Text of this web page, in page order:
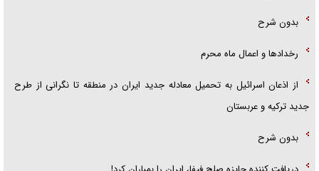
بدون شرح
رخداد‌ها و اعمال ماه محرم
از اذعان اسرائیل به تحمیل معادله جدید ایران در منطقه تا نگرانی از طرح
جدید ترکیه و عربستان
بدون شرح